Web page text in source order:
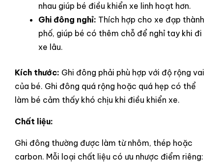
nhau giúp bé điều khiển xe linh hoạt hơn.
Ghi đông nghỉ: Thích hợp cho xe đạp thành
phố, giúp bé có thêm chỗ để nghỉ tay khi đi
xe lâu.
Kích thước: Ghi đông phải phù hợp với độ rộng vai
của bé. Ghi đông quá rộng hoặc quá hẹp có thể
làm bé cảm thấy khó chịu khi điều khiển xe.
Chất liệu:
Ghi đông thường được làm từ nhôm, thép hoặc
carbon. Mỗi loại chất liệu có ưu nhược điểm riêng: